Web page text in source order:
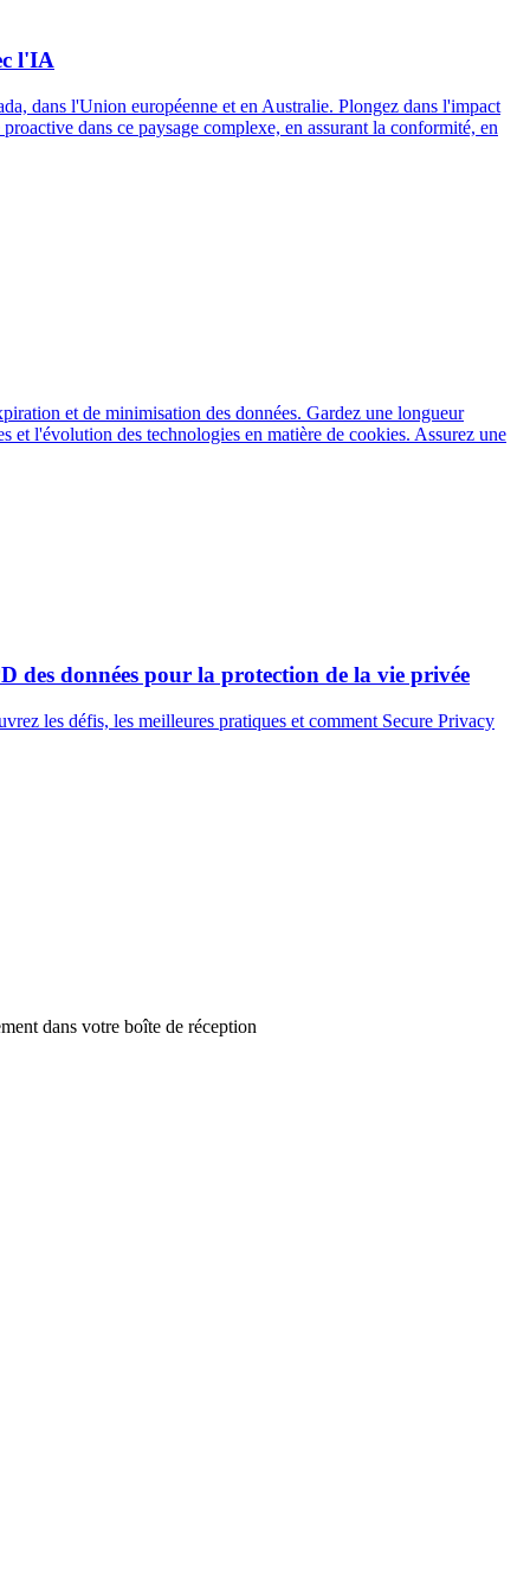
l'IA
dans l'Union européenne et en Australie. Plongez dans l'impact
dans ce paysage complexe, en assurant la conformité, en
et de minimisation des données. Gardez une longueur
et l'évolution des technologies en matière de cookies. Assurez une
des données pour la protection de la vie privée
les défis, les meilleures pratiques et comment Secure Privacy
dans votre boîte de réception